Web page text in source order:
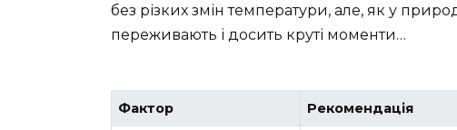
без різких змін температури, але, як у
переживають і досить круті моменти…
Фактор Рекомендація